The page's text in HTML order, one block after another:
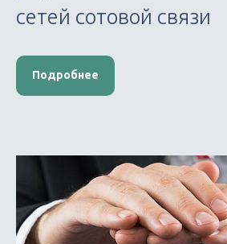
сетей сотовой связи
Подробнее